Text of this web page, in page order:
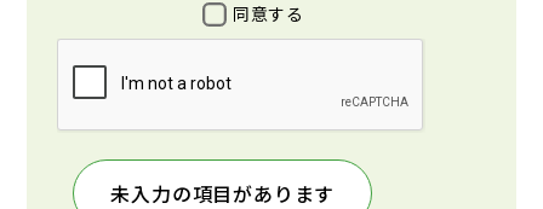
同意する
未入力の項目があります